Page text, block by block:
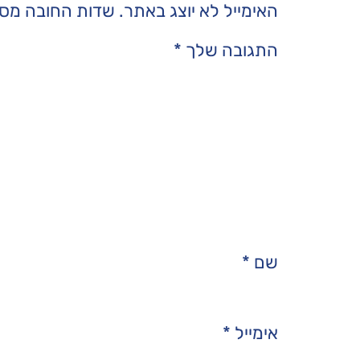
האימייל לא יוצג באתר. שדות החובה
התגובה שלך *
שם *
אימייל *